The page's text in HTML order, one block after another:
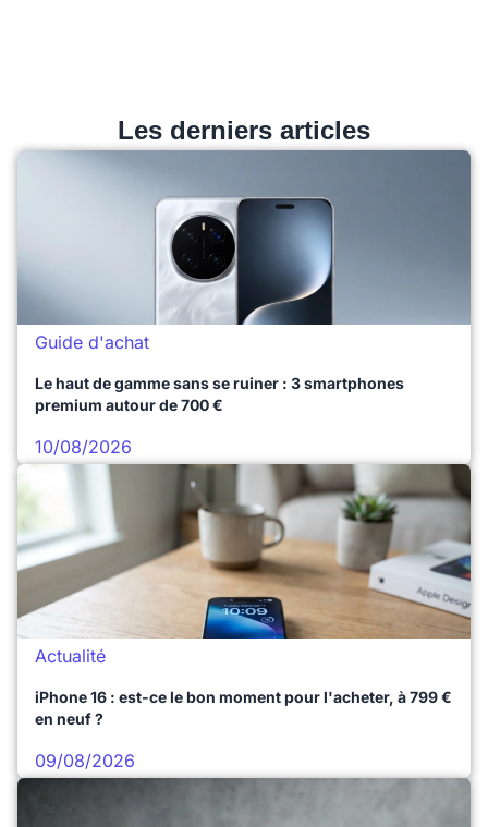
Les derniers articles
Guide d'achat
Le haut de gamme sans se ruiner : 3 smartphones
premium autour de 700 €
10/08/2026
Actualité
iPhone 16 : est-ce le bon moment pour l'acheter, à 799 €
en neuf ?
09/08/2026